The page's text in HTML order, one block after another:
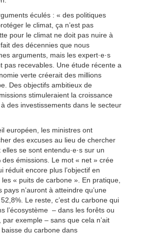
éculés : « des politiques
le climat, ça n’est pas
pour le climat ne doit pas nuire à
des décennies que nous
arguments, mais les expert·e·s
pas recevables. Une étude récente a
verte créerait des millions
Des objectifs ambitieux de
stimuleraient la croissance
des investissements dans le secteur
européen, les ministres ont
des excuses au lieu de chercher
se sont entendu·e·s sur un
des émissions. Le mot « net » crée
réduit encore plus l’objectif en
« puits de carbone ». En pratique,
n’auront à atteindre qu’une
Le reste, c’est du carbone qui
l’écosystème – dans les forêts ou
exemple – sans que cela n’ait
baisse du carbone dans